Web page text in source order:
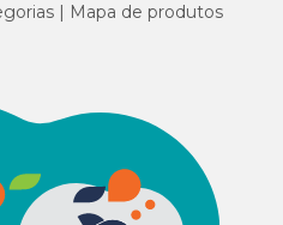
Mapa de produtos